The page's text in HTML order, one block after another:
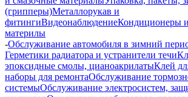
(грипперы)Металлорукав и
фитингиВидеонаблюдениеКондиционеры
материлы
-Обслуживание автомобиля в зимний
Герметики радиатора и устранители течи
эпоксидные смолы, цианоакрилатыКлей
наборы для ремонтаОбслуживание
системыОбслуживание электросистем,